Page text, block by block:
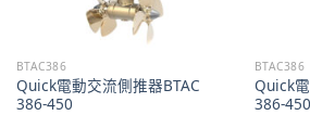
BTAC386
Quick電動交流側推器BTAC
386-450
BTAC386
Quick
386-